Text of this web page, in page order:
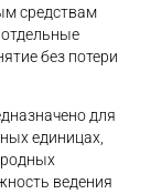
средствам
без потери
для
единицах,
ведения